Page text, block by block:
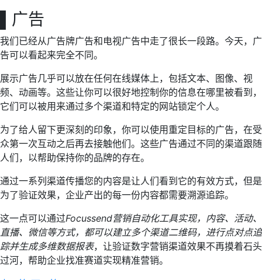
广告
我们已经从广告牌广告和电视广告中走了很长一段路。今天，广
告可以看起来完全不同。
展示广告几乎可以放在任何在线媒体上，包括文本、图像、视
频、动画等。这些让你可以很好地控制你的信息在哪里被看到，
它们可以被用来通过多个渠道和特定的网站锁定个人。
为了给人留下更深刻的印象，你可以使用重定目标的广告，在受
众第一次互动之后再去接触他们。这些广告通过不同的渠道跟随
人们，以帮助保持你的品牌的存在。
通过一系列渠道传播您的内容是让人们看到它的有效方式，但是
为了验证效果，企业产出的每一份内容都需要溯源追踪。
这一点可以通过Focussend营销自动化工具实现，内容、活动、
直播、微信等方式，都可以建立多个渠道二维码，进行点对点追
踪并生成多维数据报表，让验证数字营销渠道效果不再摸着石头
过河，帮助企业找准赛道实现精准营销。